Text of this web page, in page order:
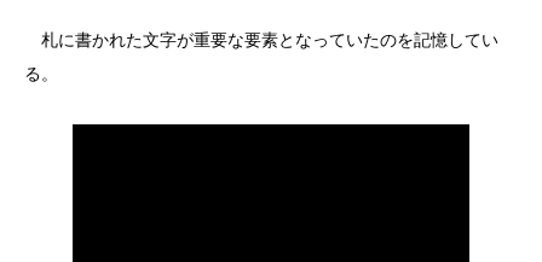
札に書かれた文字が重要な要素となっていたのを記憶してい
る。